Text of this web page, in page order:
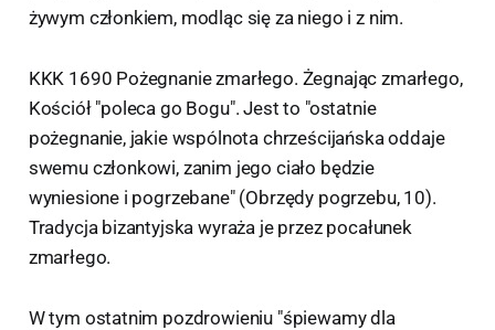
żywym członkiem, modląc się za niego i z nim.
KKK 1690 Pożegnanie zmarłego. Żegnając zmarłego,
Kościół "poleca go Bogu". Jest to "ostatnie
pożegnanie, jakie wspólnota chrześcijańska oddaje
swemu członkowi, zanim jego ciało będzie
wyniesione i pogrzebane" (Obrzędy pogrzebu, 10).
Tradycja bizantyjska wyraża je przez pocałunek
zmarłego.
W tym ostatnim pozdrowieniu "śpiewamy dla